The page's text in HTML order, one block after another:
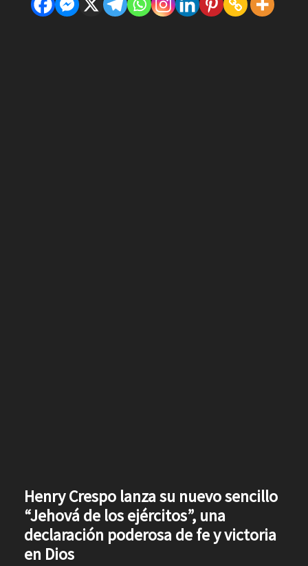
Henry Crespo lanza su nuevo sencillo
“Jehová de los ejércitos”, una
declaración poderosa de fe y victoria
en Dios